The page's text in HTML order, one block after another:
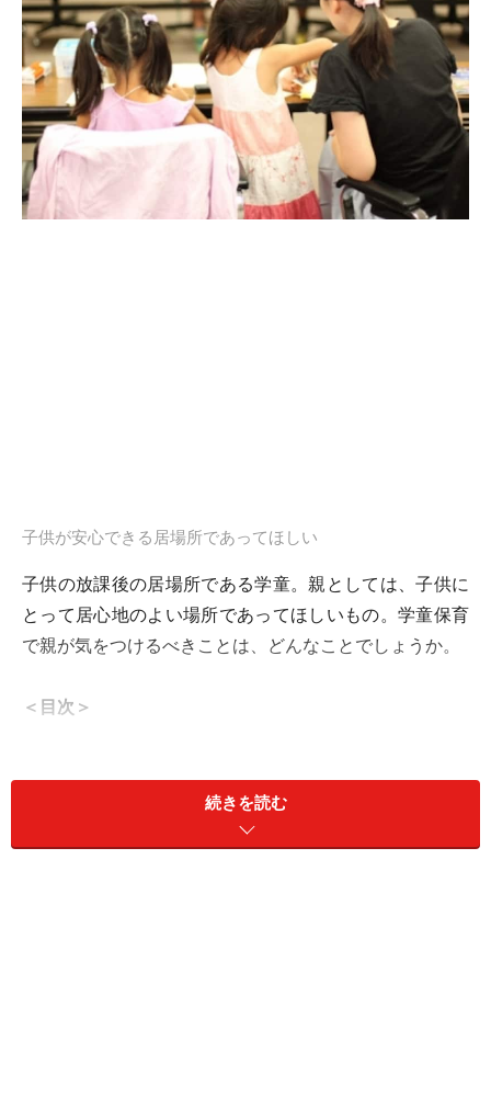
子供が安心できる居場所であってほしい
子供の放課後の居場所である学童。親としては、子供に
とって居心地のよい場所であってほしいもの。学童保育
で親が気をつけるべきことは、どんなことでしょうか。
＜目次＞
学童保育は小学一年生から三年生が大半を占める
学童の子どものタイムスケジュールは？
続きを読む